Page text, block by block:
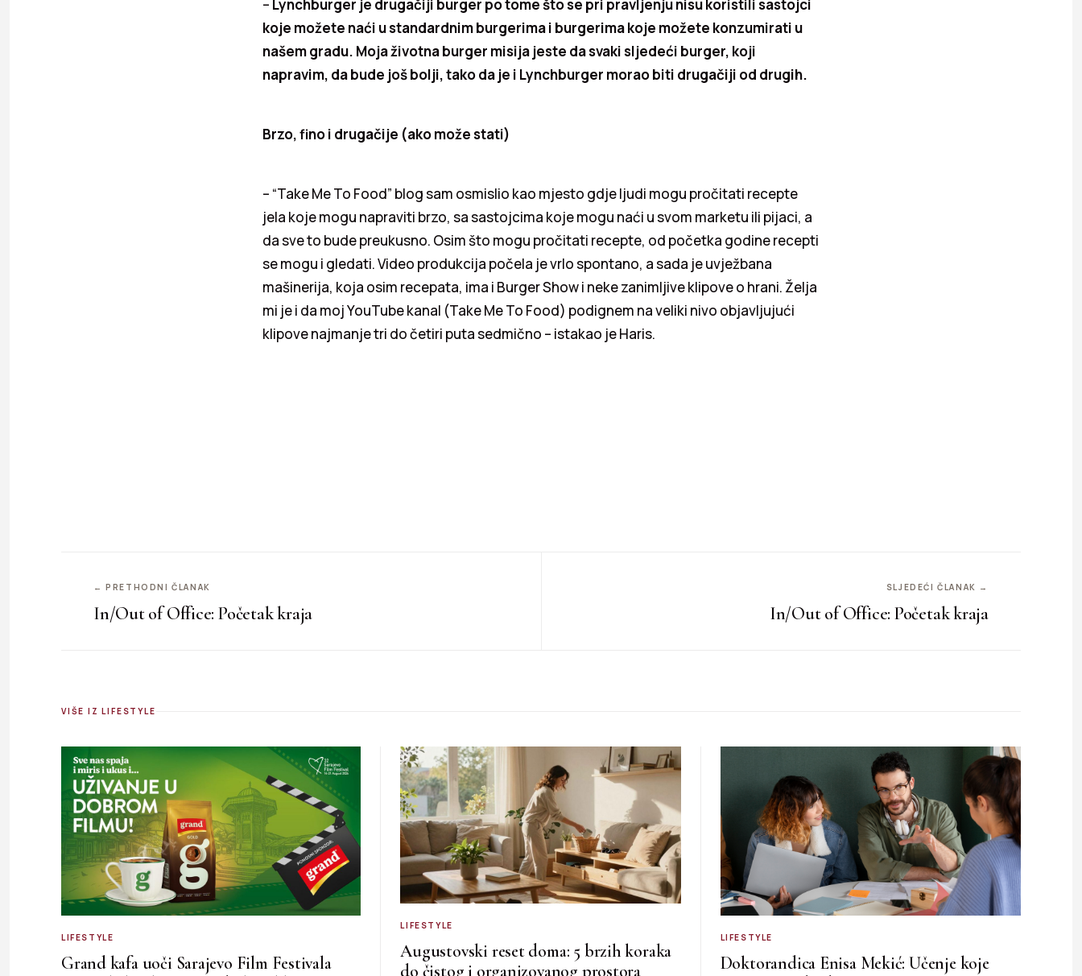
– Lynchburger je drugačiji burger po tome što se pri pravljenju nisu koristili sastojci
koje možete naći u standardnim burgerima i burgerima koje možete konzumirati u
našem gradu. Moja životna burger misija jeste da svaki sljedeći burger, koji
napravim, da bude još bolji, tako da je i Lynchburger morao biti drugačiji od drugih.
Brzo, fino i drugačije (ako može stati)
– “Take Me To Food” blog sam osmislio kao mjesto gdje ljudi mogu pročitati recepte
jela koje mogu napraviti brzo, sa sastojcima koje mogu naći u svom marketu ili pijaci, a
da sve to bude preukusno. Osim što mogu pročitati recepte, od početka godine recepti
se mogu i gledati. Video produkcija počela je vrlo spontano, a sada je uvježbana
mašinerija, koja osim recepata, ima i Burger Show i neke zanimljive klipove o hrani. Želja
mi je i da moj YouTube kanal (Take Me To Food) podignem na veliki nivo objavljujući
klipove najmanje tri do četiri puta sedmično – istakao je Haris.
← PRETHODNI ČLANAK
In/Out of Office: Početak kraja
SLJEDEĆI ČLANAK →
In/Out of Office: Početak kraja
VIŠE IZ LIFESTYLE
LIFESTYLE
Grand kafa uoči Sarajevo Film Festivala
LIFESTYLE
Augustovski reset doma: 5 brzih koraka
do čistog i organizovanog prostora
LIFESTYLE
Doktorandica Enisa Mekić: Učenje koje